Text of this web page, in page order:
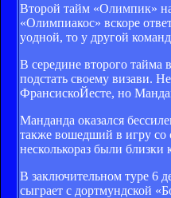
Второй тайм «Олимпик»
«Олимпиакос» вскоре
уодной, то у другой
В середине второго тайма
подстать своему визави.
ФрансискоЙесте, но
Манданда оказался
также вошедший в игру со
несколькораз были
В заключительном туре 6
сыграет с дортмундской